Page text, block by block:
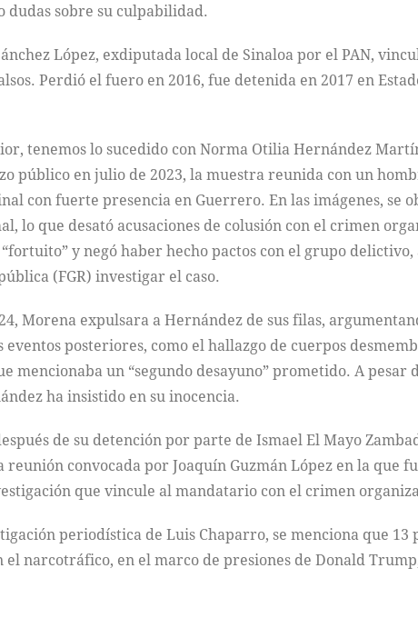
dudas sobre su culpabilidad.
López, exdiputada local de Sinaloa por el PAN,
Perdió el fuero en 2016, fue detenida en 2017 en
tenemos lo sucedido con Norma Otilia Hernández
público en julio de 2023, la muestra reunida con un
con fuerte presencia en Guerrero. En las imágenes, se
lo que desató acusaciones de colusión con el crimen
y negó haber hecho pactos con el grupo
(FGR) investigar el caso.
Morena expulsara a Hernández de sus filas,
posteriores, como el hallazgo de cuerpos
mencionaba un “segundo desayuno” prometido. A pesar
ha insistido en su inocencia.
de su detención por parte de Ismael El Mayo
convocada por Joaquín Guzmán López en la que
que vincule al mandatario con el crimen
periodística de Luis Chaparro, se menciona que
el narcotráfico, en el marco de presiones de Donald